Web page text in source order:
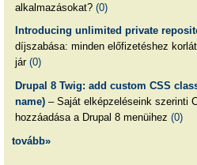
alkalmazásokat? (0)
Introducing unlimited private
díjszabása: minden előfizetéshez
jár (0)
Drupal 8 Twig: add custom CSS
name)– Saját elképzeléseink szerinti
hozzáadása a Drupal 8 menüihez (0)
tovább»